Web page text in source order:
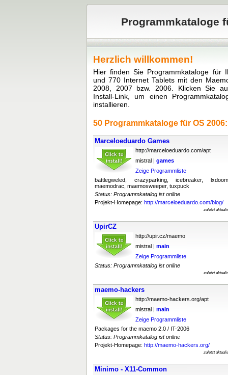
Programmkataloge
Herzlich willkommen!
Hier finden Sie Programmkataloge für
und 770 Internet Tablets mit den
2008, 2007 bzw. 2006. Klicken Sie
Install-Link, um einen
installieren.
50 Programmkataloge für OS 2006:
Marceloeduardo Games
http://marceloeduardo.com/apt
mistral | games
Zeige Programmliste
battlegweled, crazyparking, icebreaker,
maemodrac, maemosweeper, tuxpuck
Status: Programmkatalog ist online
Projekt-Homepage: http://marceloeduardo.com/blog/
zuletzt
UpirCZ
http://upir.cz/maemo
mistral | main
Zeige Programmliste
Status: Programmkatalog ist online
zuletzt
maemo-hackers
http://maemo-hackers.org/apt
mistral | main
Zeige Programmliste
Packages for the maemo 2.0 / IT-2006
Status: Programmkatalog ist online
Projekt-Homepage: http://maemo-hackers.org/
zuletzt
Minimo - X11-Common